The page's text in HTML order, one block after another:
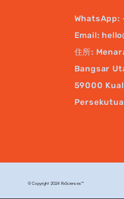
WhatsApp:
Email:
住所:
Bangsar
59000
© Copyright 2024 RxSciences™